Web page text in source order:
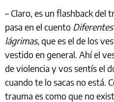
– Claro, es un flashback del
pasa en el cuento
lágrimas, que es el de los
vestido en general. Ahí el
de violencia y vos sentís el
cuando te lo sacas no está.
trauma es como que no